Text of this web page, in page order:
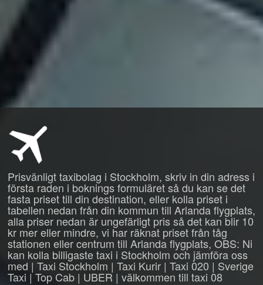
Prisvänligt taxibolag i Stockholm, skriv in din adress i
första raden i boknings formuläret så du kan se det
fasta priset till din destination, eller kolla priset i
tabellen nedan från din kommun till Arlanda flygplats,
alla priser nedan är ungefärligt pris så det kan blir 10
kr mer eller mindre, vi har räknat priset från tåg
stationen eller centrum till Arlanda flygplats, OBS: Ni
kan kolla billigaste taxi i Stockholm och jämföra oss
med | Taxi Stockholm | Taxi Kurir | Taxi 020 | Sverige
Taxi | Top Cab | UBER | välkommen till taxi 08